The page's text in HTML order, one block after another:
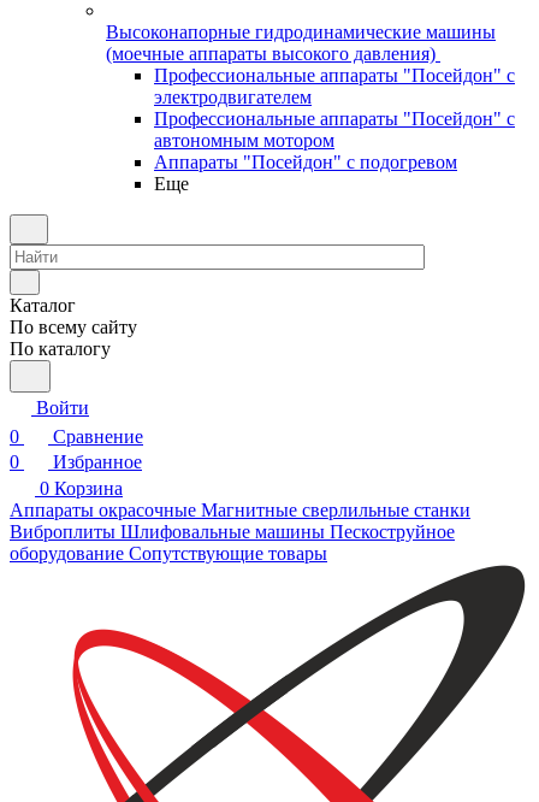
Высоконапорные гидродинамические машины
(моечные аппараты высокого давления)
Профессиональные аппараты "Посейдон" с
электродвигателем
Профессиональные аппараты "Посейдон" с
автономным мотором
Аппараты "Посейдон" с подогревом
Еще
Каталог
По всему сайту
По каталогу
Войти
0
Сравнение
0
Избранное
0 Корзина
Аппараты окрасочные Магнитные сверлильные станки
Виброплиты Шлифовальные машины Пескоструйное
оборудование Сопутствующие товары